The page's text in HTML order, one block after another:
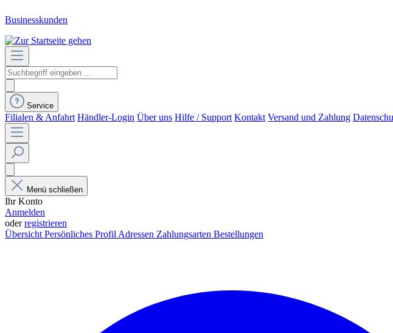
Businesskunden
Service
Filialen & Anfahrt Händler-Login Über uns Hilfe / Support Kontakt Versand und Zahlung
Menü schließen
Ihr Konto
Anmelden
oderregistrieren
ÜbersichtPersönliches ProfilAdressen Zahlungsarten Bestellungen